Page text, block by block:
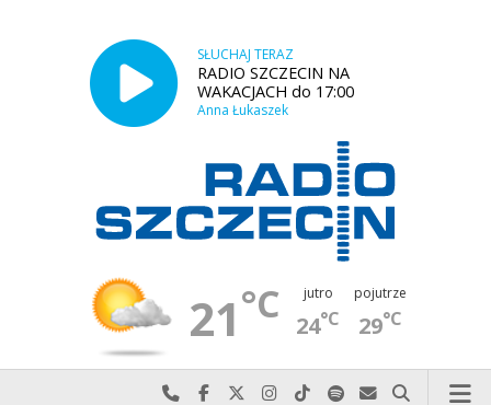
SŁUCHAJ TERAZ
RADIO SZCZECIN NA
WAKACJACH do 17:00
Anna Łukaszek
21°C jutro
24°C
pojutrze
29°C
Najlepiej po prostu do nas zadzwoń
Odwiedź nas na Facebook-u
Odwiedź nas na X
Odwiedź nas na Instagram-ie
Odwiedź nas na TikTok-u
Szukaj nas na Spotify
Wyślij do nas
Szukaj